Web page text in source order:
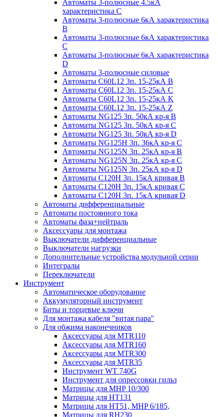
Автоматы 3-полюсные 4.5кА
характеристика С
Автоматы 3-полюсные 6кА характеристика
B
Автоматы 3-полюсные 6кА характеристика
C
Автоматы 3-полюсные 6кА характеристика
D
Автоматы 3-полюсные силовые
Автоматы C60L12 3п. 15-25кА B
Автоматы C60L12 3п. 15-25кА C
Автоматы C60L12 3п. 15-25кА K
Автоматы C60L12 3п. 15-25кА Z
Автоматы NG125 3п. 50кА кр-я B
Автоматы NG125 3п. 50кА кр-я C
Автоматы NG125 3п. 50кА кр-я D
Автоматы NG125H 3п. 36кА кр-я C
Автоматы NG125N 3п. 25кА кр-я B
Автоматы NG125N 3п. 25кА кр-я C
Автоматы NG125N 3п. 25кА кр-я D
Автоматы С120Н 3п. 15кА кривая B
Автоматы С120Н 3п. 15кА кривая C
Автоматы С120Н 3п. 15кА кривая D
Автоматы дифференциальные
Автоматы постоянного тока
Автоматы фаза+нейтраль
Аксессуары для монтажа
Выключатели дифференциальные
Выключатели нагрузки
Дополнительные устройства модульной серии
Интегралы
Переключатели
Инструмент
Автоматическое оборудование
Аккумуляторный инструмент
Биты и торцевые ключи
Для монтажа кабеля "витая пара"
Для обжима наконечников
Аксессуары для MTR110
Аксессуары для MTR160
Аксессуары для MTR300
Аксессуары для MTR35
Инструмент WT 740G
Инструмент для опрессовки гильз
Матрицы для MHP 10/300
Матрицы для НТ131
Матрицы для НТ51, MHP 6/185,
Матрицы для RH230